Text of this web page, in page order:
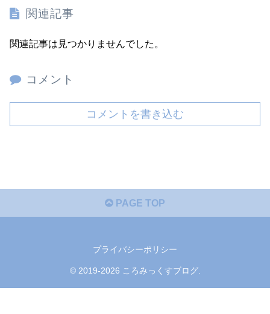
関連記事
関連記事は見つかりませんでした。
コメント
コメントを書き込む
PAGE TOP
プライバシーポリシー
© 2019-2026 ころみっくすブログ.